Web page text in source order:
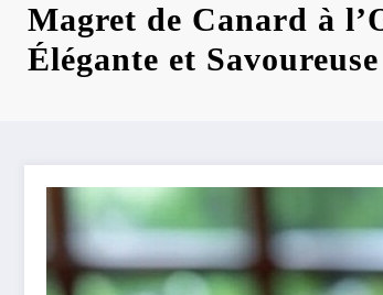
Magret de Canard à
Élégante et Savoureuse